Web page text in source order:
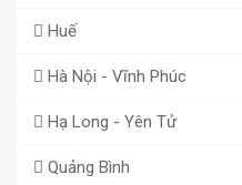
Huế
Hà Nội - Vĩnh Phúc
Hạ Long - Yên Tử
Quảng Bình